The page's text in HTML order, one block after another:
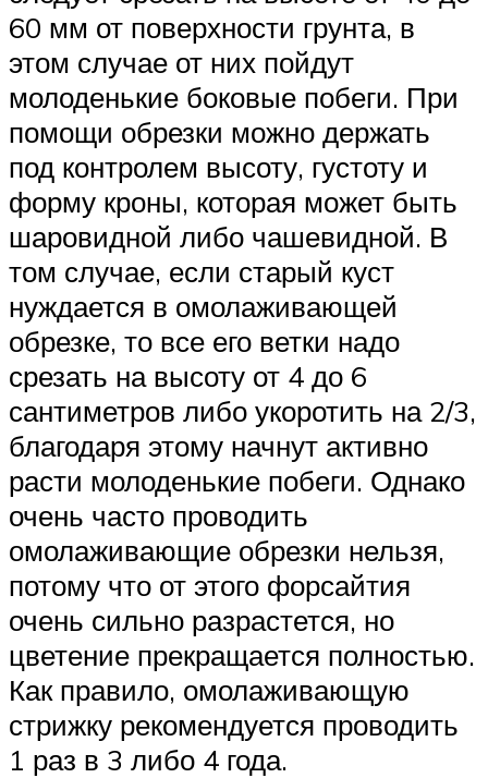
60 мм от поверхности грунта, в
этом случае от них пойдут
молоденькие боковые побеги. При
помощи обрезки можно держать
под контролем высоту, густоту и
форму кроны, которая может быть
шаровидной либо чашевидной. В
том случае, если старый куст
нуждается в омолаживающей
обрезке, то все его ветки надо
срезать на высоту от 4 до 6
сантиметров либо укоротить на 2/3,
благодаря этому начнут активно
расти молоденькие побеги. Однако
очень часто проводить
омолаживающие обрезки нельзя,
потому что от этого форсайтия
очень сильно разрастется, но
цветение прекращается полностью.
Как правило, омолаживающую
стрижку рекомендуется проводить
1 раз в 3 либо 4 года.